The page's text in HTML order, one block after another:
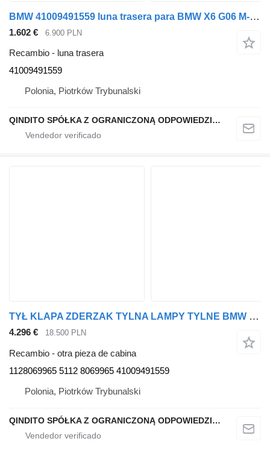
BMW 41009491559 luna trasera para BMW X6 G06 M-PAKIET 475 coche
1.602 € 6.900 PLN
Recambio - luna trasera
41009491559
Polonia, Piotrków Trybunalski
QINDITO SPÓŁKA Z OGRANICZONĄ ODPOWIEDZIALNOŚCIĄ
TYŁ KLAPA ZDERZAK TYLNA LAMPY TYLNE BMW M PAKIET 475 black-sapphire 1128069965 para BMW X6 G06 coche
4.296 € 18.500 PLN
Recambio - otra pieza de cabina
1128069965 5112 8069965 41009491559
Polonia, Piotrków Trybunalski
QINDITO SPÓŁKA Z OGRANICZONĄ ODPOWIEDZIALNOŚCIĄ